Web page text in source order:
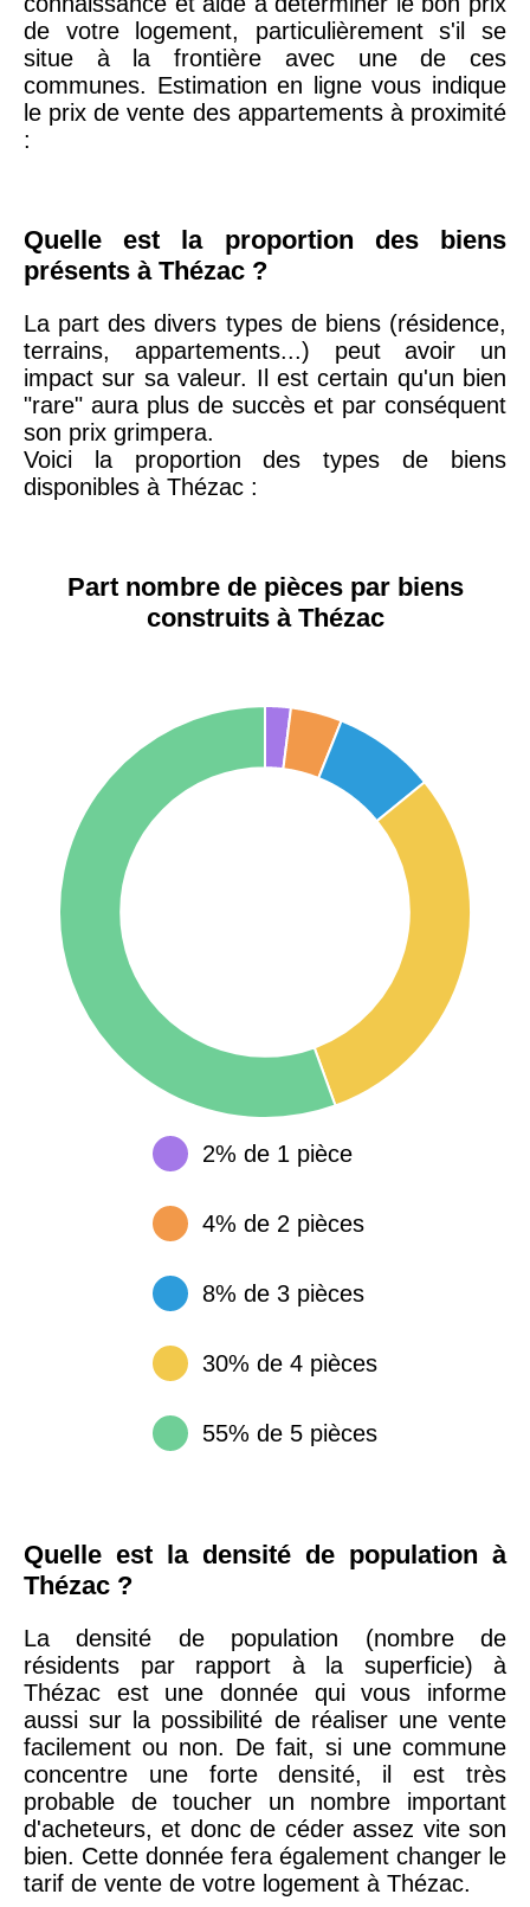
20ème
arrondissement
9 623 € 11 141 €
75019 - Paris
19ème
51100 -Reims 3 036 € 2 667 €
75013 -Paris
13ème
arrondissement
10 073 € 11 085 €
76600 - Le Havre 2 455 €
arrondissement
12 145 €
83000 - Toulon
38000 - Grenoble
de votre logement, particulièrement s'il se
situe à la frontière avec une de ces
communes. Estimation en ligne vous indique
le prix de vente des appartements à proximité
:
Quelle est la proportion des biens
présents à Thézac ?
La part des divers types de biens (résidence,
terrains, appartements...) peut avoir un
impact sur sa valeur. Il est certain qu'un bien
"rare" aura plus de succès et par conséquent
son prix grimpera.
Voici la proportion des types de biens
disponibles à Thézac :
Part nombre de pièces par biens
construits à Thézac
2% de 1 pièce
4% de 2 pièces
8% de 3 pièces
30% de 4 pièces
55% de 5 pièces
Quelle est la densité de population à
Thézac ?
La densité de population (nombre de
résidents par rapport à la superficie) à
Thézac est une donnée qui vous informe
aussi sur la possibilité de réaliser une vente
facilement ou non. De fait, si une commune
concentre une forte densité, il est très
probable de toucher un nombre important
d'acheteurs, et donc de céder assez vite son
bien. Cette donnée fera également changer le
tarif de vente de votre logement à Thézac.